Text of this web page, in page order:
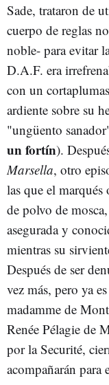
Sade, trataron de
cuerpo de reglas
noble- para evitar
D.A.F. era
con un
ardiente sobre su
"ungüento
un fortín).
Marsella, otro
las que el
de polvo de
asegurada y
mientras su
Después de ser
vez más, pero ya
madamme de
Renée Pélagie de
por la Securité,
acompañarán para